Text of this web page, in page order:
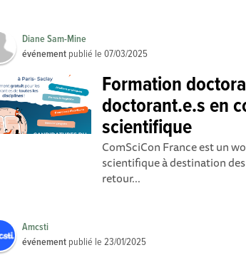
Diane Sam-Mine
événement publié le07/03/2025
Formation
doctorant.e.s en
scientifique
ComSciCon France est un
scientifique à destination
retour...
Amcsti
événement publié le23/01/2025